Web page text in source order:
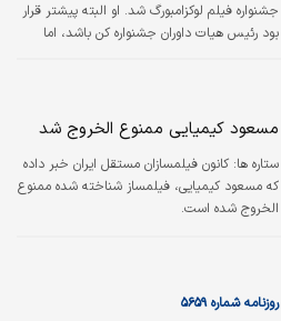
جشنواره فیلم لوکزامبورگ شد. او البته پیشتر قرار
بود رئیس هیات داوران جشنواره کن باشد، اما
اصلی فیلم «قهرمان» و احتمال محکوم شدن
فرهادی، مانع از آن شد که برگزارکنندگان کن ریسک
کنند و یک کارگردان تحت اتهام را رئیس هیات
داوران کنند.
مسعود کیمیایی ممنوع الخروج شد
ستاره ها: کانون فیلمسازان مستقل ایران خبر داده
که مسعود کیمیایی، فیلمساز شناخته شده ممنوع
الخروج شده است.
روزنامه شماره ۵۶۵۹